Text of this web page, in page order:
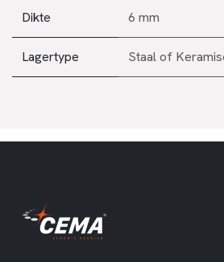
Dikte 6 mm
Lagertype Staalof